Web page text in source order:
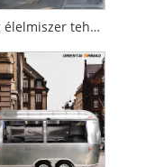
Pékség élelmiszer teherautó